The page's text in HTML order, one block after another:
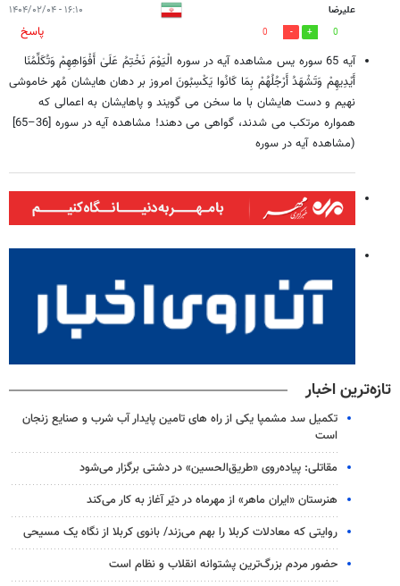
علیرضا ۱۶:۱۰ - ۱۴۰۴/۰۲/۰۴
0
0
پاسخ
آیه 65 سوره یس مشاهده آیه در سوره الْيَوْمَ نَخْتِمُ عَلَىٰ أَفْوَاهِهِمْ وَتُكَلِّمُنَا
أَيْدِيهِمْ وَتَشْهَدُ أَرْجُلُهُمْ بِمَا كَانُوا يَكْسِبُونَ امروز بر دهان هایشان مُهر خاموشی
نهیم و دست هایشان با ما سخن می گویند و پاهایشان به اعمالی که
همواره مرتکب می شدند، گواهی می دهند! مشاهده آیه در سوره [36–65]
(مشاهده آیه در سوره
تازه‌ترین اخبار
تکمیل سد مشمپا یکی از راه های تامین پایدار آب شرب و صنایع زنجان
است
مقاتلی: پیاده‌روی «طریق‌الحسین» در دشتی برگزار می‌شود
هنرستان «ایران ماهر» از مهرماه در دیّر آغاز به کار می‌کند
روایتی که معادلات کربلا را بهم می‌زند/ بانوی کربلا از نگاه یک مسیحی
حضور مردم بزرگ‌ترین پشتوانه انقلاب و نظام است